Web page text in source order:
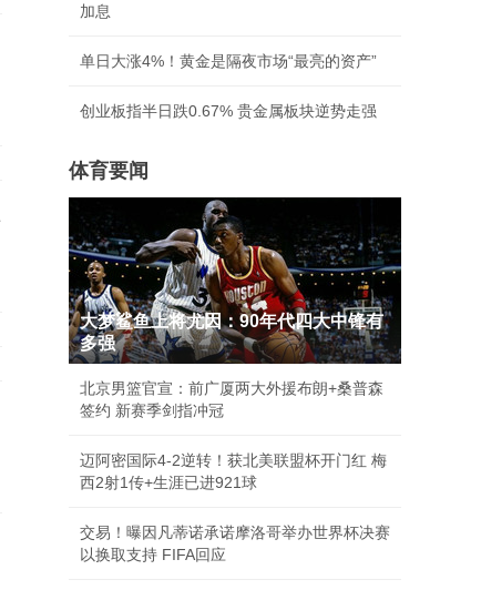
加息
单日大涨4%！黄金是隔夜市场“最亮的资产”
创业板指半日跌0.67% 贵金属板块逆势走强
体育要闻
大梦鲨鱼上将尤因：90年代四大中锋有
多强
北京男篮官宣：前广厦两大外援布朗+桑普森
签约 新赛季剑指冲冠
迈阿密国际4-2逆转！获北美联盟杯开门红 梅
西2射1传+生涯已进921球
交易！曝因凡蒂诺承诺摩洛哥举办世界杯决赛
以换取支持 FIFA回应